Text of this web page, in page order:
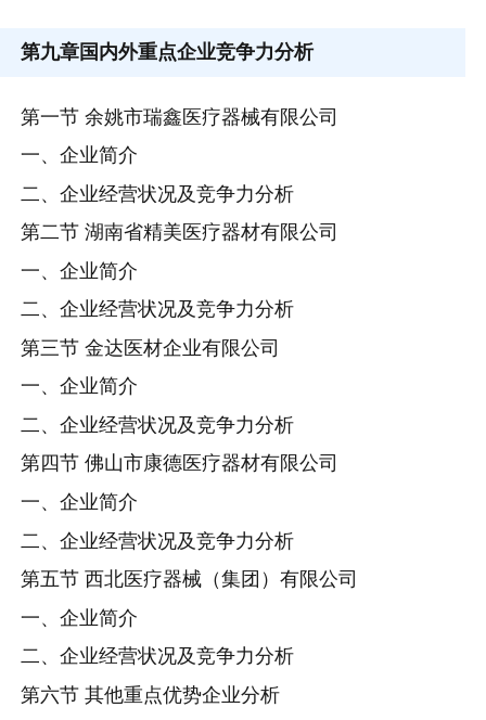
第九章国内外重点企业竞争力分析
第一节 余姚市瑞鑫医疗器械有限公司
一、企业简介
二、企业经营状况及竞争力分析
第二节 湖南省精美医疗器材有限公司
一、企业简介
二、企业经营状况及竞争力分析
第三节 金达医材企业有限公司
一、企业简介
二、企业经营状况及竞争力分析
第四节 佛山市康德医疗器材有限公司
一、企业简介
二、企业经营状况及竞争力分析
第五节 西北医疗器械（集团）有限公司
一、企业简介
二、企业经营状况及竞争力分析
第六节 其他重点优势企业分析